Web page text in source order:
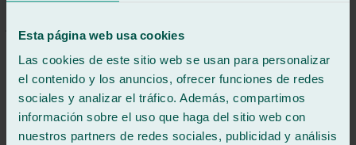
Esta página web usa cookies
Las cookies de este sitio web se usan para personalizar
el contenido y los anuncios, ofrecer funciones de redes
sociales y analizar el tráfico. Además, compartimos
información sobre el uso que haga del sitio web con
nuestros partners de redes sociales, publicidad y análisis
Reseña de
Google
/5
Hace 1 año
Ver reseña
Servicio rápido y de calidad.
Amabilidad y profesionalidad.
He sido cliente de ellos en Lucena y en Aguilar de la Frontera y en
ambos lugares una atención sobresaliente.